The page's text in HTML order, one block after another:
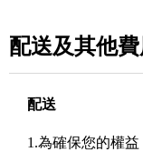
配送及其他費
配送
1.為確保您的權